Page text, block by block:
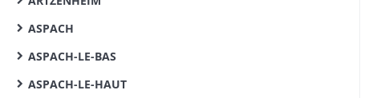
ASPACH
ASPACH-LE-BAS
ASPACH-LE-HAUT